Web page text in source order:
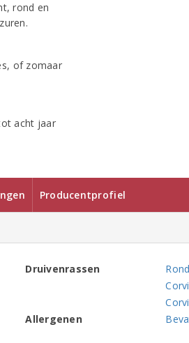
rond en
of zomaar
acht jaar
Producentprofiel
Druivenrassen
Allergenen